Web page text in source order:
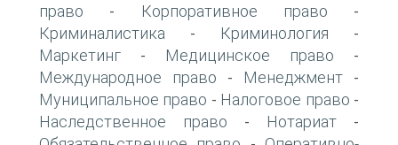
право - Корпоративное право -
Криминалистика - Криминология -
Маркетинг - Медицинское право -
Международное право - Менеджмент -
Муниципальное право - Налоговое право -
Наследственное право - Нотариат -